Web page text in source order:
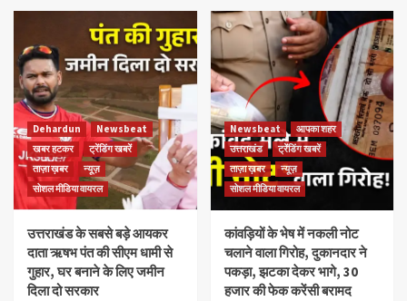
Dehardun
Newsbeat
खबर हटकर
ट्रेंडिंग खबरें
ताज़ा ख़बर
न्यूज़
सोशल मीडिया वायरल
उत्तराखंड के सबसे बड़े आयकर
दाता ऋषभ पंत की सीएम धामी से
गुहार, घर बनाने के लिए जमीन
दिला दो सरकार
Newsbeat
आपका शहर
उत्तराखंड
ट्रेंडिंग खबरें
ताज़ा ख़बर
न्यूज़
सोशल मीडिया वायरल
कांवड़ियों के भेष में नकली नोट
चलाने वाला गिरोह, दुकानदार ने
पकड़ा, झटका देकर भागे, 30
हजार की फेक करेंसी बरामद